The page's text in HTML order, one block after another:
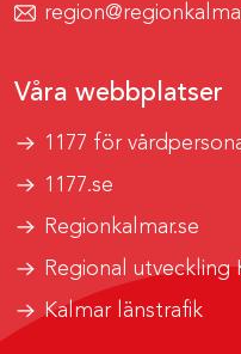
Våra webbplatser
1177 för
1177.se
Regionkalmar.se
Regional utveckling
Kalmar länstrafik